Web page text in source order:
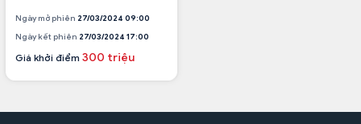
Ngày mở phiên 27/03/2024 09:00
Ngày kết phiên 27/03/2024 17:00
Giá khởi điểm 300 triệu